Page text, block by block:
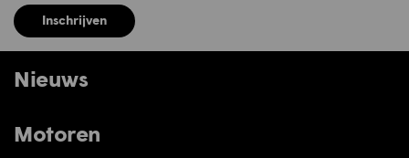
Inschrijven
Nieuws
Motoren